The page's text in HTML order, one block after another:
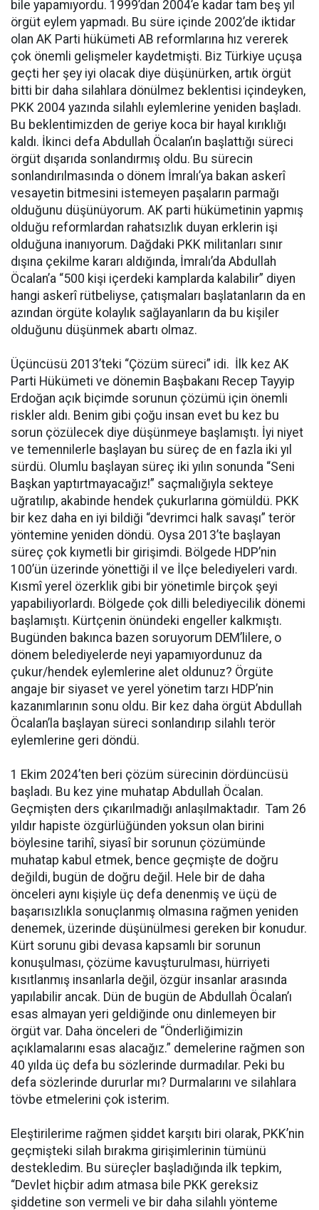
bile yapamıyordu. 1999’dan 2004’e kadar tam beş yıl
örgüt eylem yapmadı. Bu süre içinde 2002’de iktidar
olan AK Parti hükümeti AB reformlarına hız vererek
çok önemli gelişmeler kaydetmişti. Biz Türkiye uçuşa
geçti her şey iyi olacak diye düşünürken, artık örgüt
bitti bir daha silahlara dönülmez beklentisi içindeyken,
PKK 2004 yazında silahlı eylemlerine yeniden başladı.
Bu beklentimizden de geriye koca bir hayal kırıklığı
kaldı. İkinci defa Abdullah Öcalan’ın başlattığı süreci
örgüt dışarıda sonlandırmış oldu. Bu sürecin
sonlandırılmasında o dönem İmralı’ya bakan askerî
vesayetin bitmesini istemeyen paşaların parmağı
olduğunu düşünüyorum. AK parti hükümetinin yapmış
olduğu reformlardan rahatsızlık duyan erklerin işi
olduğuna inanıyorum. Dağdaki PKK militanları sınır
dışına çekilme kararı aldığında, İmralı’da Abdullah
Öcalan’a “500 kişi içerdeki kamplarda kalabilir” diyen
hangi askerî rütbeliyse, çatışmaları başlatanların da en
azından örgüte kolaylık sağlayanların da bu kişiler
olduğunu düşünmek abartı olmaz.
Üçüncüsü 2013’teki “Çözüm süreci” idi. İlk kez AK
Parti Hükümeti ve dönemin Başbakanı Recep Tayyip
Erdoğan açık biçimde sorunun çözümü için önemli
riskler aldı. Benim gibi çoğu insan evet bu kez bu
sorun çözülecek diye düşünmeye başlamıştı. İyi niyet
ve temennilerle başlayan bu süreç de en fazla iki yıl
sürdü. Olumlu başlayan süreç iki yılın sonunda “Seni
Başkan yaptırtmayacağız!” saçmalığıyla sekteye
uğratılıp, akabinde hendek çukurlarına gömüldü. PKK
bir kez daha en iyi bildiği “devrimci halk savaşı” terör
yöntemine yeniden döndü. Oysa 2013’te başlayan
süreç çok kıymetli bir girişimdi. Bölgede HDP’nin
100’ün üzerinde yönettiği il ve İlçe belediyeleri vardı.
Kısmî yerel özerklik gibi bir yönetimle birçok şeyi
yapabiliyorlardı. Bölgede çok dilli belediyecilik dönemi
başlamıştı. Kürtçenin önündeki engeller kalkmıştı.
Bugünden bakınca bazen soruyorum DEM’lilere, o
dönem belediyelerde neyi yapamıyordunuz da
çukur/hendek eylemlerine alet oldunuz? Örgüte
angaje bir siyaset ve yerel yönetim tarzı HDP’nin
kazanımlarının sonu oldu. Bir kez daha örgüt Abdullah
Öcalan’la başlayan süreci sonlandırıp silahlı terör
eylemlerine geri döndü.
1 Ekim 2024’ten beri çözüm sürecinin dördüncüsü
başladı. Bu kez yine muhatap Abdullah Öcalan.
Geçmişten ders çıkarılmadığı anlaşılmaktadır. Tam 26
yıldır hapiste özgürlüğünden yoksun olan birini
böylesine tarihî, siyasî bir sorunun çözümünde
muhatap kabul etmek, bence geçmişte de doğru
değildi, bugün de doğru değil. Hele bir de daha
önceleri aynı kişiyle üç defa denenmiş ve üçü de
başarısızlıkla sonuçlanmış olmasına rağmen yeniden
denemek, üzerinde düşünülmesi gereken bir konudur.
Kürt sorunu gibi devasa kapsamlı bir sorunun
konuşulması, çözüme kavuşturulması, hürriyeti
kısıtlanmış insanlarla değil, özgür insanlar arasında
yapılabilir ancak. Dün de bugün de Abdullah Öcalan’ı
esas almayan yeri geldiğinde onu dinlemeyen bir
örgüt var. Daha önceleri de “Önderliğimizin
açıklamalarını esas alacağız.” demelerine rağmen son
40 yılda üç defa bu sözlerinde durmadılar. Peki bu
defa sözlerinde dururlar mı? Durmalarını ve silahlara
tövbe etmelerini çok isterim.
Eleştirilerime rağmen şiddet karşıtı biri olarak, PKK’nin
geçmişteki silah bırakma girişimlerinin tümünü
destekledim. Bu süreçler başladığında ilk tepkim,
“Devlet hiçbir adım atmasa bile PKK gereksiz
şiddetine son vermeli ve bir daha silahlı yönteme